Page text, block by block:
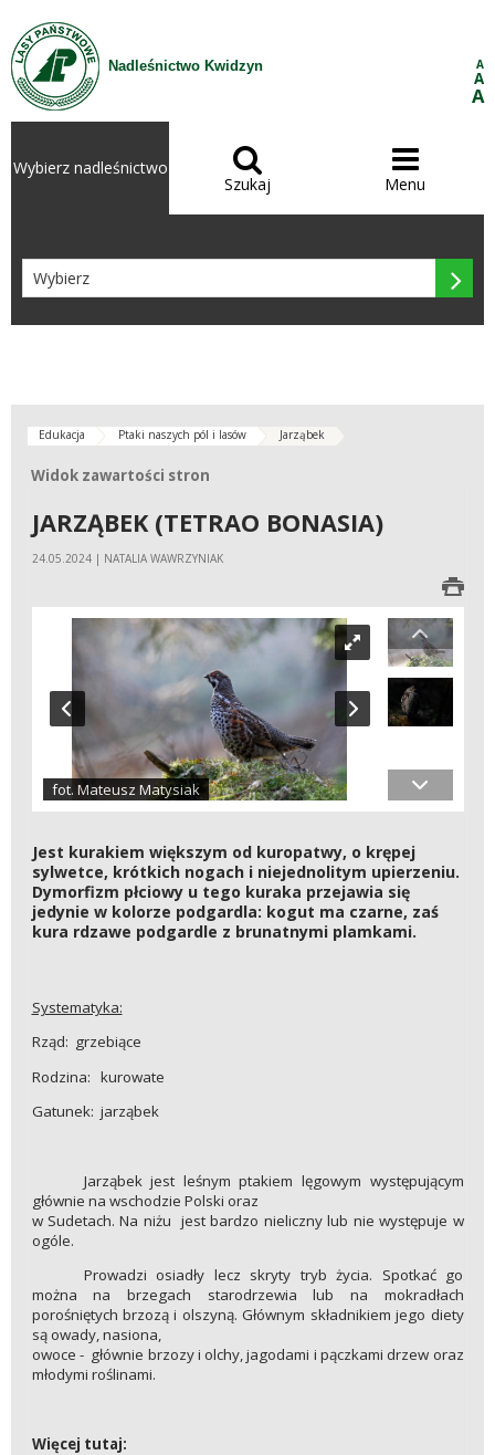
Przejdź do treści
Nadleśnictwo Kwidzyn A
A
A
Wybierz nadleśnictwo 
Szukaj

Menu

Edukacja Ptaki naszych pól i lasów Jarząbek
Widok zawartości stron
Widok zawartości stron
JARZĄBEK (TETRAO BONASIA)
24.05.2024 | NATALIA WAWRZYNIAK
fot. Mateusz Matysiak
Jest kurakiem większym od kuropatwy, o krępej
sylwetce, krótkich nogach i niejednolitym upierzeniu.
Dymorfizm płciowy u tego kuraka przejawia się
jedynie w kolorze podgardla: kogut ma czarne, zaś
kura rdzawe podgardle z brunatnymi plamkami.
Systematyka:
Rząd: grzebiące
Rodzina: kurowate
Gatunek: jarząbek
Jarząbek jest leśnym ptakiem lęgowym występującym
głównie na wschodzie Polski oraz
w Sudetach. Na niżu jest bardzo nieliczny lub nie występuje w
ogóle.
Prowadzi osiadły lecz skryty tryb życia. Spotkać go
można na brzegach starodrzewia lub na mokradłach
porośniętych brzozą i olszyną. Głównym składnikiem jego diety
są owady, nasiona,
owoce - głównie brzozy i olchy, jagodami i pączkami drzew oraz
młodymi roślinami.
Więcej tutaj: